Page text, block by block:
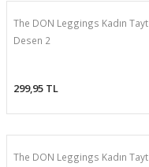
The DON Leggings Kadın Tayt
Desen 2
299,95 TL
The DON Leggings Kadın Tayt